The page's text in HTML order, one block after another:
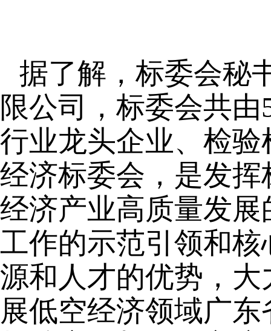
据了解，标委会秘
限公司，标委会共
行业龙头企业、检
经济标委会，是发
经济产业高质量发
工作的示范引领和
源和人才的优势，
展低空经济领域广